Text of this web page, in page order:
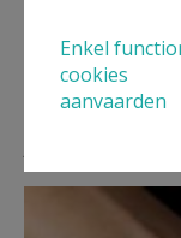
Enkel
cookies
aanvaarden